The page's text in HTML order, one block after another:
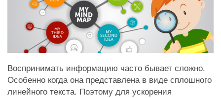
Воспринимать информацию часто бывает сложно.
Особенно когда она представлена в виде сплошного
линейного текста. Поэтому для ускорения